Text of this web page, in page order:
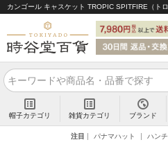
帽子カテゴリ 雑貨カテゴリ ブランド
注目 パナマハット ハン